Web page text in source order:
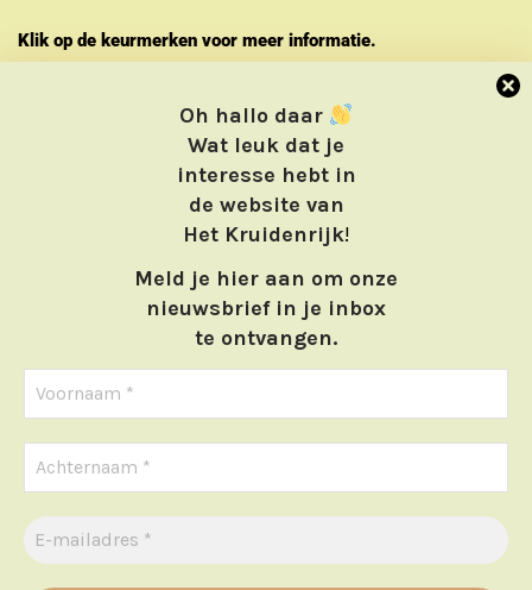
Oh hallo daar
Wat leuk dat je
interesse hebt in
de website van
Het Kruidenrijk!
Meld je hier aan om onze
nieuwsbrief in je inbox
te ontvangen.
Klik op de keurmerken voor meer informatie.
Home
Webwinkel
Cursussen
Bestelwijze
ervaring op onze website bieden. Als u doorgaat met het